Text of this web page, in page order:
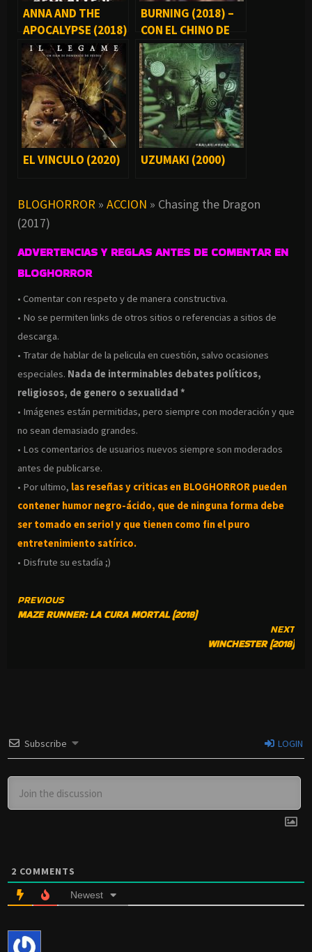
ANNA AND THE
APOCALYPSE (2018)
BURNING (2018) –
CON EL CHINO DE
THE WALKING DEAD
EL VINCULO (2020) UZUMAKI (2000)
BLOGHORROR » ACCION » Chasing the Dragon
(2017)
ADVERTENCIAS Y REGLAS ANTES DE COMENTAR EN
BLOGHORROR
• Comentar con respeto y de manera constructiva.
• No se permiten links de otros sitios o referencias a sitios de
descarga.
• Tratar de hablar de la pelicula en cuestión, salvo ocasiones
especiales. Nada de interminables debates políticos,
religiosos, de genero o sexualidad *
• Imágenes están permitidas, pero siempre con moderación y que
no sean demasiado grandes.
• Los comentarios de usuarios nuevos siempre son moderados
antes de publicarse.
• Por ultimo, las reseñas y criticas en BLOGHORROR pueden
contener humor negro-ácido, que de ninguna forma debe
ser tomado en serio! y que tienen como fin el puro
entretenimiento satírico.
• Disfrute su estadía ;)
CONTINUE
READING
PREVIOUS
MAZE RUNNER: LA CURA MORTAL (2018)
NEXT
WINCHESTER (2018)
Subscribe LOGIN
2 COMMENTS
Newest